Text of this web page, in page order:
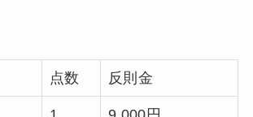
点数 反則金